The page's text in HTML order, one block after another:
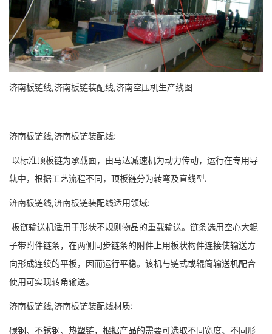
济南板链线,济南板链装配线,济南空压机生产线图
济南板链线,济南板链装配线:
以标准顶板链为承载面，由马达减速机为动力传动，运行在专用导
轨中，根据工艺流程不同，顶板链分为转弯及直线型.
济南板链线,济南板链装配线适用领域:
板链输送机适用于形状不规则物品的重载输送。链条选用空心大辊
子带附件链条，在两侧同步链条的附件上用板状构件连接使输送方
向形成连续的平板，因而运行平稳。该机与链式或辊筒输送机配合
使用可实现转角输送。
济南板链线,济南板链装配线材质:
碳钢、不锈钢、热塑链，根据产品的需要可选取不同宽度、不同形